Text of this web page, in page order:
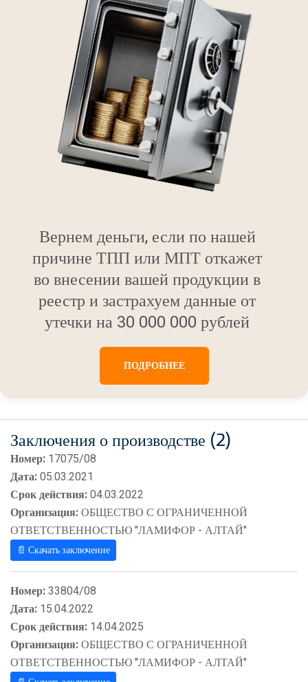
Вернем деньги, если по нашей
причине ТПП или МПТ откажет
во внесении вашей продукции в
реестр и застрахуем данные от
утечки на 30 000 000 рублей
ПОДРОБНЕЕ
Заключения о производстве (2)
Номер: 17075/08
Дата:05.03.2021
Срок действия:04.03.2022
Организация:ОБЩЕСТВО С ОГРАНИЧЕННОЙ
ОТВЕТСТВЕННОСТЬЮ "ЛАМИФОР - АЛТАЙ"
📄 Скачать заключение
Номер:33804/08
Дата: 15.04.2022
Срок действия: 14.04.2025
Организация:ОБЩЕСТВО С ОГРАНИЧЕННОЙ
ОТВЕТСТВЕННОСТЬЮ "ЛАМИФОР - АЛТАЙ"